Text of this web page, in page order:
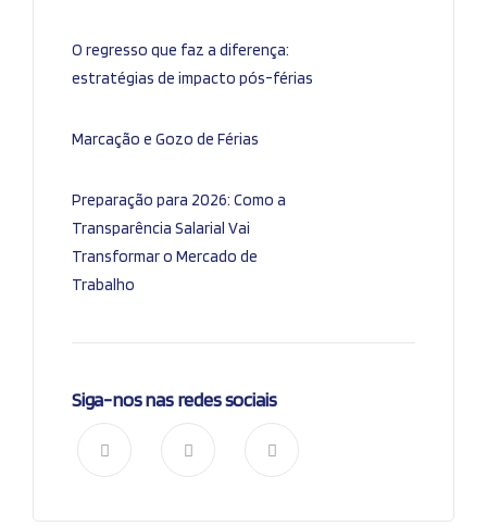
O regresso que faz a diferença:
estratégias de impacto pós-férias
Marcação e Gozo de Férias
Preparação para 2026: Como a
Transparência Salarial Vai
Transformar o Mercado de
Trabalho
Siga-nos nas redes sociais